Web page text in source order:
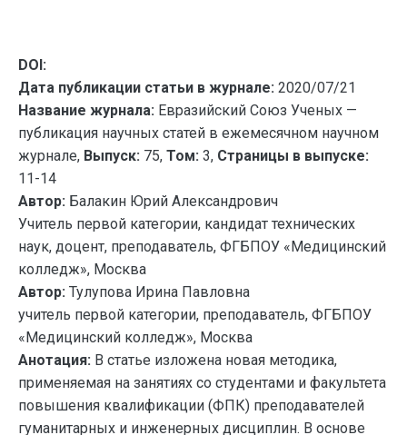
DOI:
Дата публикации статьи в журнале: 2020/07/21
Название журнала: Евразийский Союз Ученых —
публикация научных статей в ежемесячном научном
журнале, Выпуск: 75, Том: 3, Страницы в выпуске:
11-14
Автор: Балакин Юрий Александрович
Учитель первой категории, кандидат технических
наук, доцент, преподаватель, ФГБПОУ «Медицинский
колледж», Москва
Автор: Тулупова Ирина Павловна
учитель первой категории, преподаватель, ФГБПОУ
«Медицинский колледж», Москва
Анотация: В статье изложена новая методика,
применяемая на занятиях со студентами и факультета
повышения квалификации (ФПК) преподавателей
гуманитарных и инженерных дисциплин. В основе